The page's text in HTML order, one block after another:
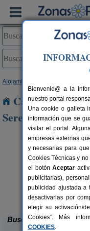
Alojamientos
Casas Rurales
Serena
Buscar
Bienvenid@ a la
nuestro portal
Una cookie o galleta
información que se
visitar el portal.
empresas externas
y necesarias para
Cookies Técnicas y
el botónAceptar
publicitarias),
publicidad ajustada a
desactivarlas por
elegir su activación/
Cookies”. Más
COOKIES.